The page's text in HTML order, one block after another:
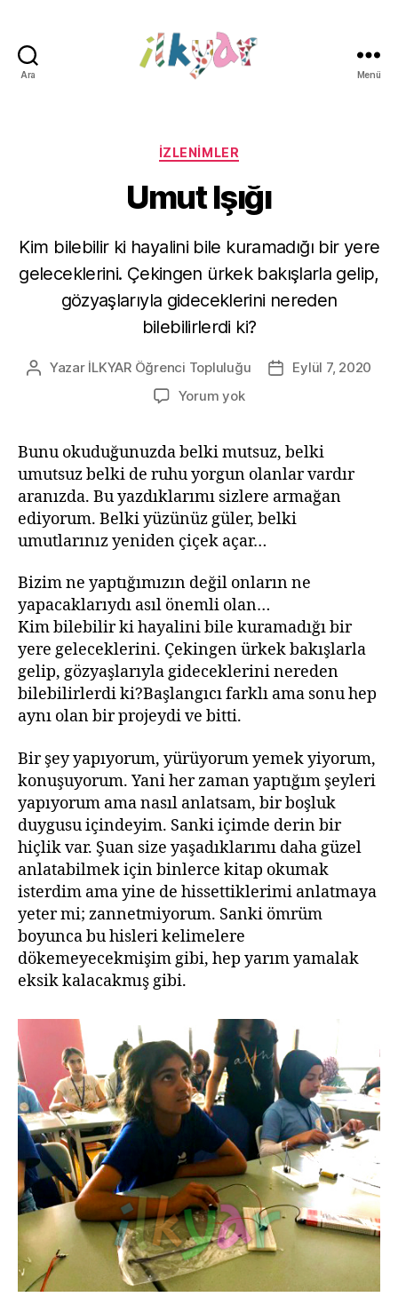
Ara Menü
Kategoriler
İZLENIMLER
Umut Işığı
Kim bilebilir ki hayalini bile kuramadığı bir yere
geleceklerini. Çekingen ürkek bakışlarla gelip,
gözyaşlarıyla gideceklerini nereden
bilebilirlerdi ki?
Yazının
Yazar İLKYAR Öğrenci Topluluğu
YazıEylül 7, 2020
Yorum yokUmut
Bunu okuduğunuzda belki mutsuz, belki
umutsuz belki de ruhu yorgun olanlar vardır
aranızda. Bu yazdıklarımı sizlere armağan
ediyorum. Belki yüzünüz güler, belki
umutlarınız yeniden çiçek açar…
Bizim ne yaptığımızın değil onların ne
yapacaklarıydı asıl önemli olan…
Kim bilebilir ki hayalini bile kuramadığı bir
yere geleceklerini. Çekingen ürkek bakışlarla
gelip, gözyaşlarıyla gideceklerini nereden
bilebilirlerdi ki?Başlangıcı farklı ama sonu hep
aynı olan bir projeydi ve bitti.
Bir şey yapıyorum, yürüyorum yemek yiyorum,
konuşuyorum. Yani her zaman yaptığım şeyleri
yapıyorum ama nasıl anlatsam, bir boşluk
duygusu içindeyim. Sanki içimde derin bir
hiçlik var. Şuan size yaşadıklarımı daha güzel
anlatabilmek için binlerce kitap okumak
isterdim ama yine de hissettiklerimi anlatmaya
yeter mi; zannetmiyorum. Sanki ömrüm
boyunca bu hisleri kelimelere
dökemeyecekmişim gibi, hep yarım yamalak
eksik kalacakmış gibi.